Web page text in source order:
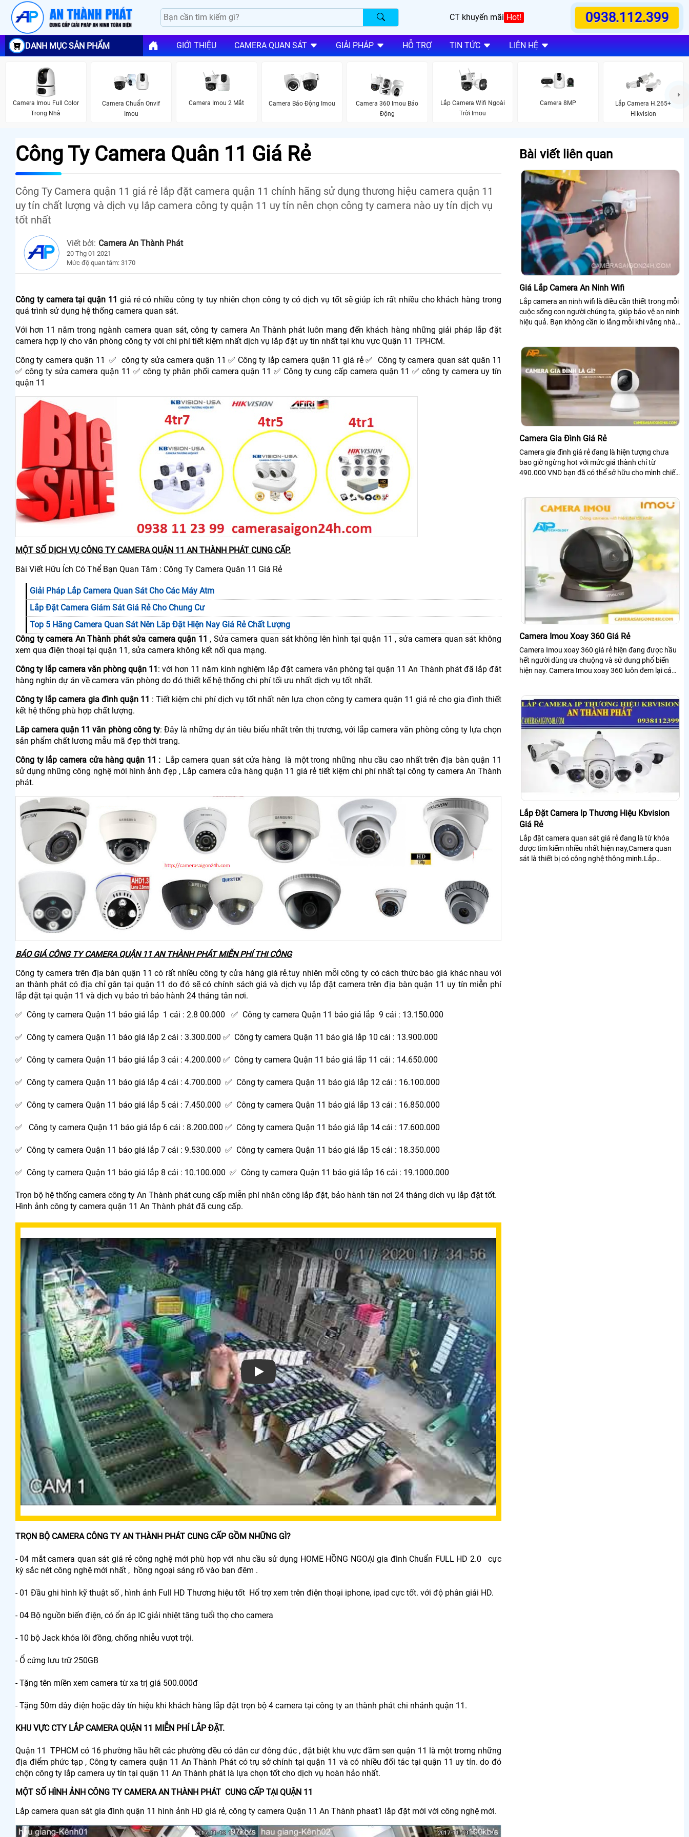
CT khuyến mãi Hot! 0938.112.399
DANH MỤC SẢN PHẨM GIỚI THIỆU CAMERA QUAN SÁT GIẢI PHÁP HỖ TRỢ TIN TỨC LIÊN HỆ
Camera Imou Full Color
Trong Nhà
Camera Chuẩn Onvif
Imou
Camera Imou 2 Mắt Camera Báo Động Imou
Camera 360 Imou Báo
Động
Lắp Camera Wifi Ngoài
Trời Imou
Camera 8MP
Lắp Camera H.265+
Hikvision
Công Ty Camera Quân 11 Giá Rẻ
Công Ty Camera quận 11 giá rẻ lắp đặt camera quận 11 chính hãng sử dụng thương hiệu camera quận 11
uy tín chất lượng và dịch vụ lắp camera công ty quận 11 uy tín nên chọn công ty camera nào uy tín dịch vụ
tốt nhất
Viết bởi: Camera An Thành Phát
20 Thg 01 2021
Mức độ quan tâm: 3170
Công ty camera tại quận 11 giá rẻ có nhiều công ty tuy nhiên chọn công ty có dịch vụ tốt sẽ giúp ích rất nhiều cho khách hàng trong
quá trình sử dụng hệ thống camera quan sát.
Với hơn 11 năm trong ngành camera quan sát, công ty camera An Thành phát luôn mang đến khách hàng những giải pháp lắp đặt
camera hợp lý cho văn phòng công ty với chi phí tiết kiệm nhất dịch vụ lắp đặt uy tín nhất tại khu vực Quận 11 TPHCM.
Công ty camera quận 11 ✅ công ty sửa camera quận 11 ✅ Công ty lắp camera quận 11 giá rẻ ✅ Công ty camera quan sát quân 11
✅ công ty sửa camera quận 11 ✅ công ty phân phối camera quận 11 ✅ Công ty cung cấp camera quận 11 ✅ công ty camera uy tín
quận 11
MỘT SỐ DỊCH VỤ CÔNG TY CAMERA QUẬN 11 AN THÀNH PHÁT CUNG CẤP.
Bài Viết Hữu Ích Có Thể Bạn Quan Tâm : Công Ty Camera Quân 11 Giá Rẻ
Giải Pháp Lắp Camera Quan Sát Cho Các Máy Atm
Lắp Đặt Camera Giám Sát Giá Rẻ Cho Chung Cư
Top 5 Hãng Camera Quan Sát Nên Lăp Đặt Hiện Nay Giá Rẻ Chất Lượng
Công ty camera An Thành phát sửa camera quận 11 , Sửa camera quan sát không lên hình tại quận 11 , sửa camera quan sát không
xem qua điện thoại tại quận 11, sửa camera không kết nối qua mạng.
Công ty lắp camera văn phòng quận 11: với hơn 11 năm kinh nghiệm lắp đặt camera văn phòng tại quận 11 An Thành phát đã lắp đăt
hàng nghìn dự án về camera văn phòng do đó thiết kế hệ thống chi phí tối ưu nhất dịch vụ tốt nhất.
Công ty lắp camera gia đình quận 11 : Tiết kiệm chi phí dịch vụ tốt nhất nên lựa chọn công ty camera quận 11 giá rẻ cho gia đình thiết
kết hệ thống phù hợp chất lượng.
Lăp camera quận 11 văn phòng công ty: Đây là những dự án tiêu biểu nhất trên thị trương, với lắp camera văn phòng công ty lựa chọn
sản phẩm chất lương mẫu mã đẹp thời trang.
Công ty lắp camera cửa hàng quận 11 : Lắp camera quan sát cửa hàng là một trong những nhu cầu cao nhất trên địa bàn quận 11
sử dụng những công nghệ mới hình ảnh đẹp , Lắp camera cửa hàng quận 11 giá rẻ tiết kiệm chi phí nhất tại công ty camera An Thành
phát.
BÁO GIÁ CÔNG TY CAMERA QUẬN 11 AN THÀNH PHÁT MIỄN PHÍ THI CÔNG
Công ty camera trên địa bàn quận 11 có rất nhiều công ty cửa hàng giá rẻ.tuy nhiên mỗi công ty có cách thức báo giá khác nhau với
an thành phát có địa chỉ gân tại quận 11 do đó sẽ có chính sách giá và dịch vụ lắp đặt camera trên địa bàn quận 11 uy tín miễn phí
lắp đặt tại quận 11 và dịch vụ bảo trì bảo hành 24 tháng tân nơi.
✅ Công ty camera Quận 11 báo giá lắp 1 cái : 2.8 00.000 ✅ Công ty camera Quận 11 báo giá lắp 9 cái : 13.150.000
✅ Công ty camera Quận 11 báo giá lắp 2 cái : 3.300.000 ✅ Công ty camera Quận 11 báo giá lắp 10 cái : 13.900.000
✅ Công ty camera Quận 11 báo giá lắp 3 cái : 4.200.000 ✅ Công ty camera Quận 11 báo giá lắp 11 cái : 14.650.000
✅ Công ty camera Quận 11 báo giá lắp 4 cái : 4.700.000 ✅ Công ty camera Quận 11 báo giá lắp 12 cái : 16.100.000
✅ Công ty camera Quận 11 báo giá lắp 5 cái : 7.450.000 ✅ Công ty camera Quận 11 báo giá lắp 13 cái : 16.850.000
✅ Công ty camera Quận 11 báo giá lắp 6 cái : 8.200.000 ✅ Công ty camera Quận 11 báo giá lắp 14 cái : 17.600.000
✅ Công ty camera Quận 11 báo giá lắp 7 cái : 9.530.000 ✅ Công ty camera Quận 11 báo giá lắp 15 cái : 18.350.000
✅ Công ty camera Quận 11 báo giá lắp 8 cái : 10.100.000 ✅ Công ty camera Quận 11 báo giá lắp 16 cái : 19.1000.000
Trọn bộ hệ thống camera công ty An Thành phát cung cấp miễn phí nhân công lắp đặt, bảo hành tân nơi 24 tháng dich vụ lắp đặt tốt.
Hình ảnh công ty camera quận 11 An Thành phát đã cung cấp.
Xem video Công Ty Camera Quân 11 Giá Rẻ
TRỌN BỘ CAMERA CÔNG TY AN THÀNH PHÁT CUNG CẤP GỒM NHỮNG GÌ?
- 04 mắt camera quan sát giá rẻ công nghệ mới phù hợp với nhu cầu sử dụng HOME HỒNG NGOẠI gia đình Chuẩn FULL HD 2.0 cực
kỳ sắc nét công nghệ mới nhất , hồng ngoại sáng rõ vào ban đêm .
- 01 Đầu ghi hình kỹ thuật số , hình ảnh Full HD Thương hiệu tốt Hổ trợ xem trên điện thoại iphone, ipad cực tốt. với độ phân giải HD.
- 04 Bộ nguồn biến điện, có ổn áp IC giải nhiệt tăng tuổi thọ cho camera
- 10 bộ Jack khóa lõi đồng, chống nhiễu vượt trội.
- Ổ cứng lưu trữ 250GB
- Tặng tên miền xem camera từ xa trị giá 500.000đ
- Tặng 50m dây điện hoặc dây tín hiệu khi khách hàng lắp đặt trọn bộ 4 camera tại công ty an thành phát chi nhánh quận 11.
KHU VỰC CTY LẮP CAMERA QUẬN 11 MIỄN PHÍ LẮP ĐẶT.
Quận 11 TPHCM có 16 phường hầu hết các phường đều có dân cư đông đúc , đặt biệt khu vực đầm sen quận 11 là một trorng những
địa điểm phức tạp , Công ty camera quận 11 An Thành Phát có trụ sở chính tại quận 11 và có nhiều đối tác tại quận 11 uy tín. do đó
chộn công ty lắp camera uy tín tại quận 11 An Thành phát là lựa chọn tốt cho dịch vụ hoàn hảo nhất.
MỘT SỐ HÌNH ẢNH CÔNG TY CAMERA AN THÀNH PHÁT CUNG CẤP TẠI QUẬN 11
Lắp camera quan sát gia đình quận 11 hình ảnh HD giá rẻ, công ty camera Quận 11 An Thành phaat1 lắp đặt mới với công nghệ mới.
Bài viết liên quan
Giá Lắp Camera An Ninh Wifi
Lắp camera an ninh wifi là điều cần thiết trong mỗi
cuộc sống con người chúng ta, giúp bảo vệ an ninh
hiệu quả. Bạn không cần lo lắng mỗi khi vắng nhà
Camera Gia Đình Giá Rẻ
Camera gia đình giá rẻ đang là hiện tượng chưa
bao giờ ngừng hot với mức giá thành chỉ từ
490.000 VND bạn đã có thể sở hữu cho mình chiếc
Camera Imou Xoay 360 Giá Rẻ
Camera Imou xoay 360 giá rẻ hiện đang được hầu
hết người dùng ưa chuộng và sử dung phổ biến
hiện nay. Camera Imou xoay 360 luôn đem lại cảm
Lắp Đặt Camera Ip Thương Hiệu Kbvision
Giá Rẻ
Lắp đặt camera quan sát giá rẻ đang là từ khóa
được tìm kiếm nhiều nhất hiện nay,Camera quan
sát là thiết bị có công nghệ thông minh.Lắp